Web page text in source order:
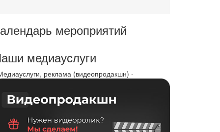
мероприятий
медиауслуги
реклама (видеопродакшн) -